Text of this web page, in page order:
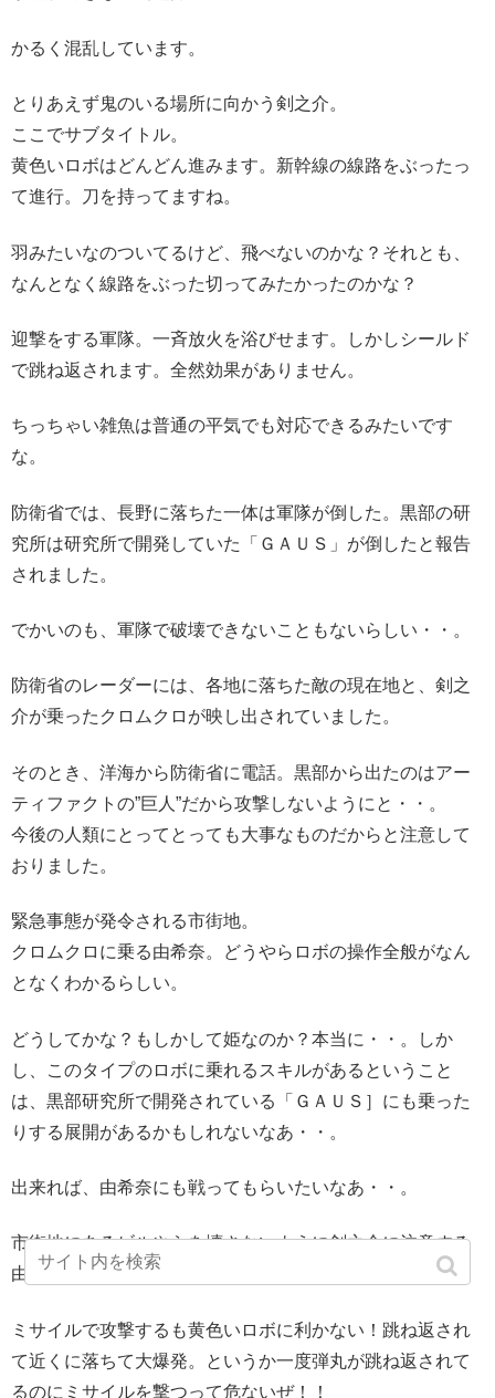
かるく混乱しています。
とりあえず鬼のいる場所に向かう剣之介。
ここでサブタイトル。
黄色いロボはどんどん進みます。新幹線の線路をぶったっ
て進行。刀を持ってますね。
羽みたいなのついてるけど、飛べないのかな？それとも、
なんとなく線路をぶった切ってみたかったのかな？
迎撃をする軍隊。一斉放火を浴びせます。しかしシールド
で跳ね返されます。全然効果がありません。
ちっちゃい雑魚は普通の平気でも対応できるみたいです
な。
防衛省では、長野に落ちた一体は軍隊が倒した。黒部の研
究所は研究所で開発していた「ＧＡＵＳ」が倒したと報告
されました。
でかいのも、軍隊で破壊できないこともないらしい・・。
防衛省のレーダーには、各地に落ちた敵の現在地と、剣之
介が乗ったクロムクロが映し出されていました。
そのとき、洋海から防衛省に電話。黒部から出たのはアー
ティファクトの”巨人”だから攻撃しないようにと・・。
今後の人類にとってとっても大事なものだからと注意して
おりました。
緊急事態が発令される市街地。
クロムクロに乗る由希奈。どうやらロボの操作全般がなん
となくわかるらしい。
どうしてかな？もしかして姫なのか？本当に・・。しか
し、このタイプのロボに乗れるスキルがあるということ
は、黒部研究所で開発されている「ＧＡＵＳ］にも乗った
りする展開があるかもしれないなあ・・。
出来れば、由希奈にも戦ってもらいたいなあ・・。
市街地にあるビルやらを壊さないように剣之介に注意する
由希奈。
ミサイルで攻撃するも黄色いロボに利かない！跳ね返され
て近くに落ちて大爆発。というか一度弾丸が跳ね返されて
るのにミサイルを撃つって危ないぜ！！